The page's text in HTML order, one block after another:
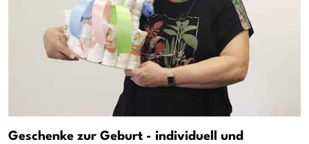
Geschenke zur Geburt - individuell und